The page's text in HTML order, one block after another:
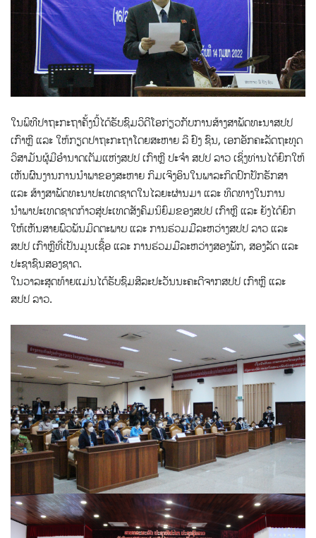
ໃນພິທີປາຖະກະຖາຄັ້ງນີ້ໄດ້ຮັບຊົມວິດີໂອກ່ຽວກັບການສ້າງສາພັດທະນາສປປ
ເກົາຫຼີ ແລະ ໃຫ້ກຽດປາຖະກະຖາໂດຍສະຫາຍ ລີ ຢົງ ຊົນ, ເອກອັກຄະລັດຖະທູດ
ວິສາມັນຜູ້ມີອຳນາດເຕັມແຫ່ງສປປ ເກົາຫຼີ ປະຈຳ ສປປ ລາວ ເຊິ່ງທ່ານໄດ້ຍົກໃຫ້
ເຫັນຜົນງານການນຳພາຂອງສະຫາຍ ກິມເຈິງອິນໃນພາລະກິດປົກປັກຮັກສາ
ແລະ ສ້າງສາພັດທະນາປະເທດຊາດໃນໄລຍະຜ່ານມາ ແລະ ທິດທາງໃນການ
ນຳພາປະເທດຊາດກ້າວສູ່ປະເທດສັງຄົມນິຍົມຂອງສປປ ເກົາຫຼີ ແລະ ຍັງໄດ້ຍົກ
ໃຫ້ເຫັນສາຍພົວພັນມິດຕະພາບ ແລະ ການຮ່ວມມືລະຫວ່າງສປປ ລາວ ແລະ
ສປປ ເກົາຫຼີທີ່ເປັນມູນເຊື້ອ ແລະ ການຮ່ວມມືລະຫວ່າງສອງພັກ, ສອງລັດ ແລະ
ປະຊາຊົນສອງຊາດ.
ໃນວາລະສຸດທ້າຍແມ່ນໄດ້ຮັບຊົມສິລະປະວັນນະຄະດີຈາກສປປ ເກົາຫຼີ ແລະ
ສປປ ລາວ.